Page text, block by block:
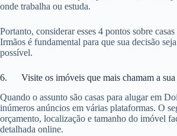
onde trabalha ou estuda.
Portanto, considerar esses 4 pontos sobre
Irmãos é fundamental para que sua decisão
possível.
6. Visite os imóveis que mais chamam a sua
Quando o assunto são casas para alugar em
inúmeros anúncios em várias plataformas. O
orçamento, localização e tamanho do imóvel
detalhada online.